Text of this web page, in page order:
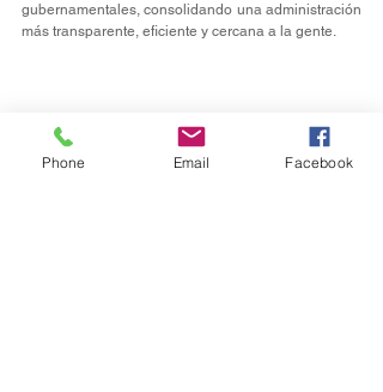
gubernamentales, consolidando una administración
más transparente, eficiente y cercana a la gente.
Phone Email Facebook